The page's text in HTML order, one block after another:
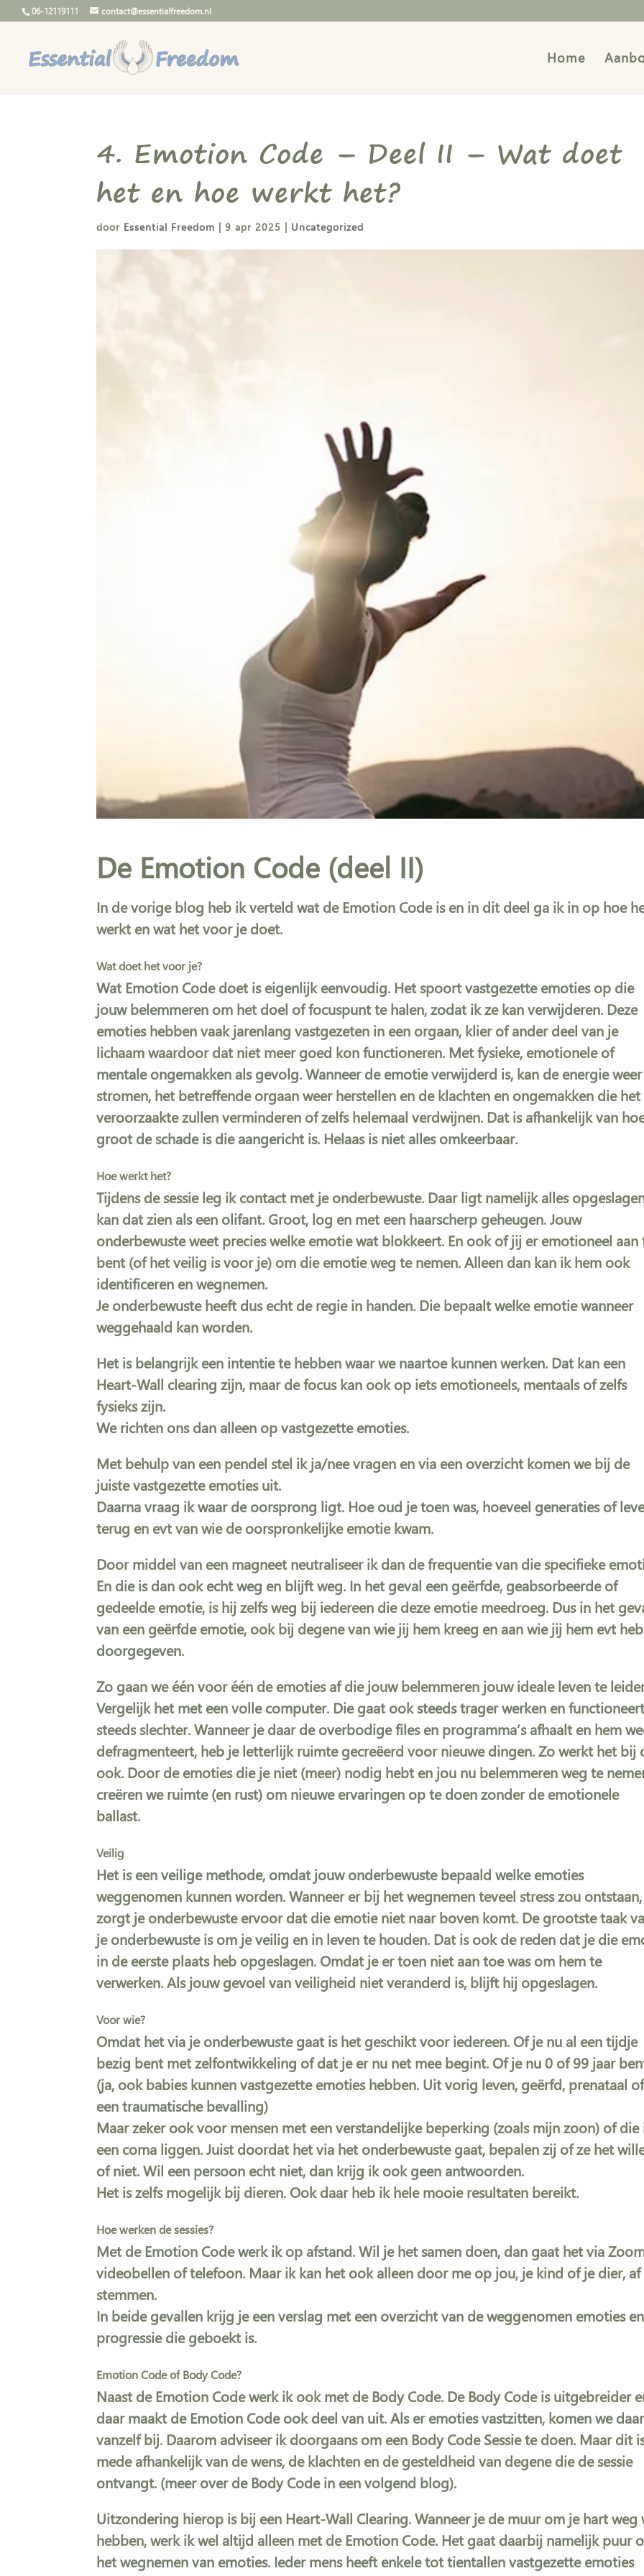
06-12119111 contact@essentialfreedom.nl
Home
4. Emotion Code – Deel II – Wat doet
het en hoe werkt het?
door Essential Freedom |9 apr 2025 | Uncategorized
De Emotion Code (deel II)
In de vorige blog heb ik verteld wat de Emotion Code is en in dit deel ga ik in op hoe
werkt en wat het voor je doet.
Wat doet het voor je?
Wat Emotion Code doet is eigenlijk eenvoudig. Het spoort vastgezette emoties op die
jouw belemmeren om het doel of focuspunt te halen, zodat ik ze kan verwijderen. Deze
emoties hebben vaak jarenlang vastgezeten in een orgaan, klier of ander deel van je
lichaam waardoor dat niet meer goed kon functioneren. Met fysieke, emotionele of
mentale ongemakken als gevolg. Wanneer de emotie verwijderd is, kan de energie weer
stromen, het betreffende orgaan weer herstellen en de klachten en ongemakken die het
veroorzaakte zullen verminderen of zelfs helemaal verdwijnen. Dat is afhankelijk van
groot de schade is die aangericht is. Helaas is niet alles omkeerbaar.
Hoe werkt het?
Tijdens de sessie leg ik contact met je onderbewuste. Daar ligt namelijk alles
kan dat zien als een olifant. Groot, log en met een haarscherp geheugen. Jouw
onderbewuste weet precies welke emotie wat blokkeert. En ook of jij er emotioneel aan
bent (of het veilig is voor je) om die emotie weg te nemen. Alleen dan kan ik hem ook
identificeren en wegnemen.
Je onderbewuste heeft dus echt de regie in handen. Die bepaalt welke emotie wanneer
weggehaald kan worden.
Het is belangrijk een intentie te hebben waar we naartoe kunnen werken. Dat kan een
Heart-Wall clearing zijn, maar de focus kan ook op iets emotioneels, mentaals of zelfs
fysieks zijn.
We richten ons dan alleen op vastgezette emoties.
Met behulp van een pendel stel ik ja/nee vragen en via een overzicht komen we bij de
juiste vastgezette emoties uit.
Daarna vraag ik waar de oorsprong ligt. Hoe oud je toen was, hoeveel generaties of
terug en evt van wie de oorspronkelijke emotie kwam.
Door middel van een magneet neutraliseer ik dan de frequentie van die specifieke
En die is dan ook echt weg en blijft weg. In het geval een geërfde, geabsorbeerde of
gedeelde emotie, is hij zelfs weg bij iedereen die deze emotie meedroeg. Dus in het
van een geërfde emotie, ook bij degene van wie jij hem kreeg en aan wie jij hem evt
doorgegeven.
Zo gaan we één voor één de emoties af die jouw belemmeren jouw ideale leven te
Vergelijk het met een volle computer. Die gaat ook steeds trager werken en
steeds slechter. Wanneer je daar de overbodige files en programma’s afhaalt en hem
defragmenteert, heb je letterlijk ruimte gecreëerd voor nieuwe dingen. Zo werkt het bij
ook. Door de emoties die je niet (meer) nodig hebt en jou nu belemmeren weg te
creëren we ruimte (en rust) om nieuwe ervaringen op te doen zonder de emotionele
ballast.
Veilig
Het is een veilige methode, omdat jouw onderbewuste bepaald welke emoties
weggenomen kunnen worden. Wanneer er bij het wegnemen teveel stress zou ontstaan,
zorgt je onderbewuste ervoor dat die emotie niet naar boven komt. De grootste taak
je onderbewuste is om je veilig en in leven te houden. Dat is ook de reden dat je die
in de eerste plaats heb opgeslagen. Omdat je er toen niet aan toe was om hem te
verwerken. Als jouw gevoel van veiligheid niet veranderd is, blijft hij opgeslagen.
Voor wie?
Omdat het via je onderbewuste gaat is het geschikt voor iedereen. Of je nu al een tijdje
bezig bent met zelfontwikkeling of dat je er nu net mee begint. Of je nu 0 of 99 jaar
(ja, ook babies kunnen vastgezette emoties hebben. Uit vorig leven, geërfd, prenataal of
een traumatische bevalling)
Maar zeker ook voor mensen met een verstandelijke beperking (zoals mijn zoon) of die
een coma liggen. Juist doordat het via het onderbewuste gaat, bepalen zij of ze het
of niet. Wil een persoon echt niet, dan krijg ik ook geen antwoorden.
Het is zelfs mogelijk bij dieren. Ook daar heb ik hele mooie resultaten bereikt.
Hoe werken de sessies?
Met de Emotion Code werk ik op afstand. Wil je het samen doen, dan gaat het via
videobellen of telefoon. Maar ik kan het ook alleen door me op jou, je kind of je dier,
stemmen.
In beide gevallen krijg je een verslag met een overzicht van de weggenomen emoties
progressie die geboekt is.
Emotion Code of Body Code?
Naast de Emotion Code werk ik ook met de Body Code. De Body Code is uitgebreider
daar maakt de Emotion Code ook deel van uit. Als er emoties vastzitten, komen we daar
vanzelf bij. Daarom adviseer ik doorgaans om een Body Code Sessie te doen. Maar dit
mede afhankelijk van de wens, de klachten en de gesteldheid van degene die de sessie
ontvangt. (meer over de Body Code in een volgend blog).
Uitzondering hierop is bij een Heart-Wall Clearing. Wanneer je de muur om je hart weg
hebben, werk ik wel altijd alleen met de Emotion Code. Het gaat daarbij namelijk puur
het wegnemen van emoties. Ieder mens heeft enkele tot tientallen vastgezette emoties